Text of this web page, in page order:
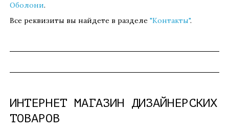
Оболони.
Все реквизиты вы найдете в разделе"Контакты".
ИНТЕРНЕТ МАГАЗИН ДИЗАЙНЕРСКИХ
ТОВАРОВ